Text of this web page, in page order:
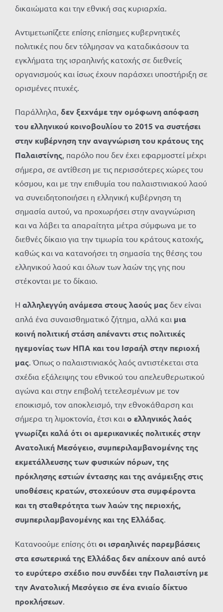
δικαιώματα και την εθνική σας κυριαρχία.
Αντιμετωπίζετε επίσης επίσημες κυβερνητικές
πολιτικές που δεν τόλμησαν να καταδικάσουν τα
εγκλήματα της ισραηλινής κατοχής σε διεθνείς
οργανισμούς και ίσως έχουν παράσχει υποστήριξη σε
ορισμένες πτυχές.
Παράλληλα, δεν ξεχνάμε την ομόφωνη απόφαση
του ελληνικού κοινοβουλίου το 2015 να συστήσει
στην κυβέρνηση την αναγνώριση του κράτους της
Παλαιστίνης, παρόλο που δεν έχει εφαρμοστεί μέχρι
σήμερα, σε αντίθεση με τις περισσότερες χώρες του
κόσμου, και με την επιθυμία του παλαιστινιακού λαού
να συνειδητοποιήσει η ελληνική κυβέρνηση τη
σημασία αυτού, να προχωρήσει στην αναγνώριση
και να λάβει τα απαραίτητα μέτρα σύμφωνα με το
διεθνές δίκαιο για την τιμωρία του κράτους κατοχής,
καθώς και να κατανοήσει τη σημασία της θέσης του
ελληνικού λαού και όλων των λαών της γης που
στέκονται με το δίκαιο.
Η αλληλεγγύη ανάμεσα στους λαούς μας δεν είναι
απλά ένα συναισθηματικό ζήτημα, αλλά και μια
κοινή πολιτική στάση απέναντι στις πολιτικές
ηγεμονίας των ΗΠΑ και του Ισραήλ στην περιοχή
μας. Όπως ο παλαιστινιακός λαός αντιστέκεται στα
σχέδια εξάλειψης του εθνικού του απελευθερωτικού
αγώνα και στην επιβολή τετελεσμένων με τον
εποικισμό, τον αποκλεισμό, την εθνοκάθαρση και
σήμερα τη λιμοκτονία, έτσι και ο ελληνικός λαός
γνωρίζει καλά ότι οι αμερικανικές πολιτικές στην
Ανατολική Μεσόγειο, συμπεριλαμβανομένης της
εκμετάλλευσης των φυσικών πόρων, της
πρόκλησης εστιών έντασης και της ανάμειξης στις
υποθέσεις κρατών, στοχεύουν στα συμφέροντα
και τη σταθερότητα των λαών της περιοχής,
συμπεριλαμβανομένης και της Ελλάδας.
Κατανοούμε επίσης ότι οι ισραηλινές παρεμβάσεις
στα εσωτερικά της Ελλάδας δεναπέχουν από αυτό
το ευρύτερο σχέδιο που συνδέει την Παλαιστίνη με
την Ανατολική Μεσόγειο σε ένα ενιαίο δίκτυο
προκλήσεων.